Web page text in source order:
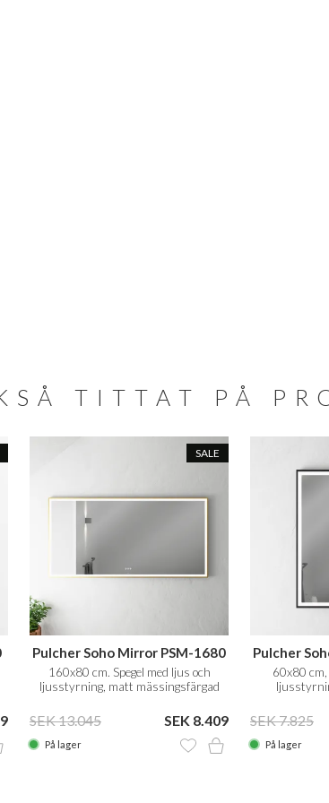
TITTAT PÅ
SALE
Pulcher Soho Mirror PSM-1680
160x80 cm. Spegel med ljus och
ljusstyrning, matt mässingsfärgad
SEK 13.045 SEK 8.409
På lager
Pulcher
60x80 cm,
SEK 7.825
På lager